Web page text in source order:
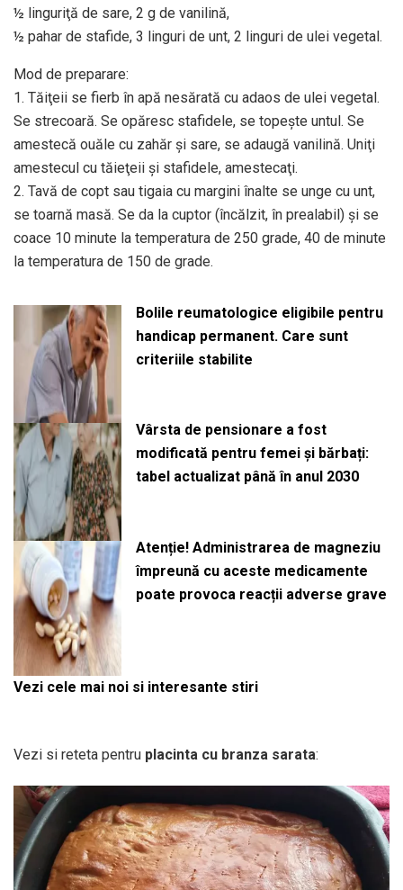
½ linguriţă de sare, 2 g de vanilină,
½ pahar de stafide, 3 linguri de unt, 2 linguri de ulei vegetal.
Mod de preparare:
1. Tăiţeii se fierb în apă nesărată cu adaos de ulei vegetal.
Se strecoară. Se opăresc stafidele, se topeşte untul. Se
amestecă ouăle cu zahăr şi sare, se adaugă vanilină. Uniţi
amestecul cu tăieţeii şi stafidele, amestecaţi.
2. Tavă de copt sau tigaia cu margini înalte se unge cu unt,
se toarnă masă. Se da la cuptor (încălzit, în prealabil) şi se
coace 10 minute la temperatura de 250 grade, 40 de minute
la temperatura de 150 de grade.
Bolile reumatologice eligibile pentru
handicap permanent. Care sunt
criteriile stabilite
Vârsta de pensionare a fost
modificată pentru femei și bărbați:
tabel actualizat până în anul 2030
Atenție! Administrarea de magneziu
împreună cu aceste medicamente
poate provoca reacții adverse grave
Vezi cele mai noi si interesante stiri
Vezi si reteta pentru placinta cu branza sarata: